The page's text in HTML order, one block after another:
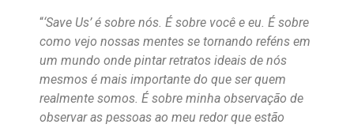
“‘Save Us’ é sobre nós. É sobre você e eu. É sobre
como vejo nossas mentes se tornando reféns em
um mundo onde pintar retratos ideais de nós
mesmos é mais importante do que ser quem
realmente somos. É sobre minha observação de
observar as pessoas ao meu redor que estão